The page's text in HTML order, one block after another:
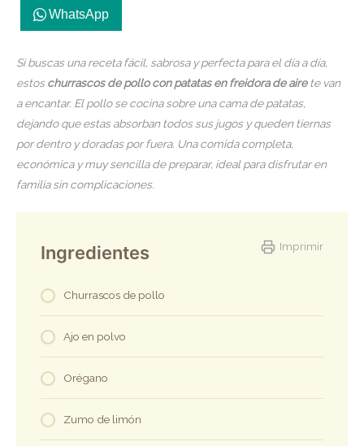
WhatsApp
Si buscas una receta fácil, sabrosa y perfecta para el día a día,
estoschurrascos de pollo con patatas en freidora de airete van
a encantar. El pollo se cocina sobre una cama de patatas,
dejando que estas absorban todos sus jugos y queden tiernas
por dentro y doradas por fuera. Una comida completa,
económica y muy sencilla de preparar, ideal para disfrutar en
familia sin complicaciones.
Imprimir
Ingredientes
Churrascos de pollo
Ajo en polvo
Orégano
Zumo de limón